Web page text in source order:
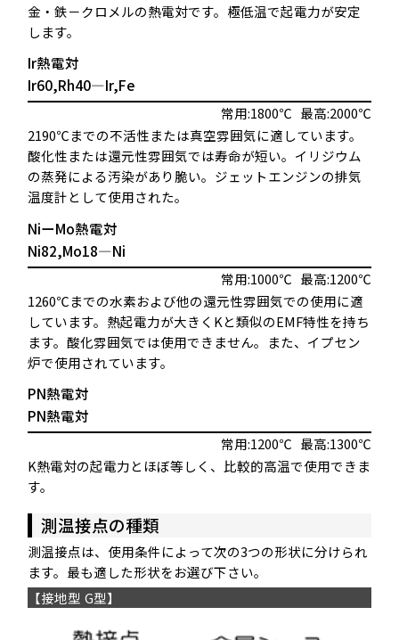
金・鉄－クロメルの熱電対です。極低温で起電力が安定
します。
Ir熱電対
Ir60,Rh40―Ir,Fe
常用:1800℃ 最高:2000℃
2190℃までの不活性または真空雰囲気に適しています。
酸化性または還元性雰囲気では寿命が短い。イリジウム
の蒸発による汚染があり脆い。ジェットエンジンの排気
温度計として使用された。
NiーMo熱電対
Ni82,Mo18―Ni
常用:1000℃ 最高:1200℃
1260℃までの水素および他の還元性雰囲気での使用に適
しています。熱起電力が大きくKと類似のEMF特性を持ち
ます。酸化雰囲気では使用できません。また、イプセン
炉で使用されています。
PN熱電対
PN熱電対
常用:1200℃ 最高:1300℃
K熱電対の起電力とほぼ等しく、比較的高温で使用できま
す。
測温接点の種類
測温接点は、使用条件によって次の3つの形状に分けられ
ます。最も適した形状をお選び下さい。
【接地型 G型】